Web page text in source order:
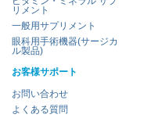
リメント
一般用サプリメント
眼科用手術機器(サージカ
ル製品)
お客様サポート
お問い合わせ
よくある質問